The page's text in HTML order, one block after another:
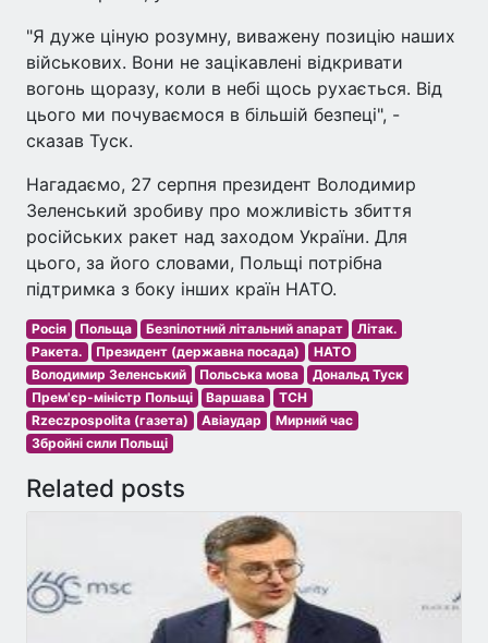
"Я дуже ціную розумну, виважену позицію наших
військових. Вони не зацікавлені відкривати
вогонь щоразу, коли в небі щось рухається. Від
цього ми почуваємося в більшій безпеці", -
сказав Туск.
Нагадаємо, 27 серпня президент Володимир
Зеленський зробиву про можливість збиття
російських ракет над заходом України. Для
цього, за його словами, Польщі потрібна
підтримка з боку інших країн НАТО.
Росія Польща Безпілотний літальний апарат
Літак.
Ракета.
Президент (державна посада)
НАТО
Володимир Зеленський
Польська мова
Дональд Туск
Прем'єр-міністр Польщі
Варшава
ТСН
Rzeczpospolita (газета)
Авіаудар
Мирний час
Збройні сили Польщі
Related posts